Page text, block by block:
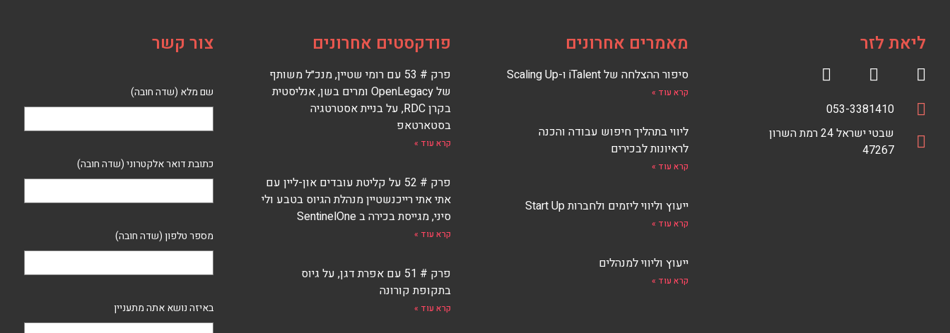
ליאת לזר
F
טלפון
מספר
053-3381410
כתובת
כתובת
שבטי ישראל 24 רמת השרון
47267
מאמרים אחרונים
סיפור ההצלחה של iTalent ו-Scaling Up
קרא עוד »
ליווי בתהליך חיפוש עבודה והכנה
לראיונות לבכירים
קרא עוד »
ייעוץ וליווי ליזמים ולחברות Start Up
קרא עוד »
ייעוץ וליווי למנהלים
קרא עוד »
פודקסטים אחרונים
פרק # 53 עם רומי שטיין, מנכ״ל משותף
של OpenLegacy ומרים בשן, אנליסטית
בקרן RDC, על בניית אסטרטגיה
בסטארטאפ
קרא עוד »
פרק # 52 על קליטת עובדים און-ליין עם
אתי אתי רייכנשטיין מנהלת הגיוס בטבע ולי
סיני, מגייסת בכירה ב SentinelOne
קרא עוד »
פרק # 51 עם אפרת דגן, על גיוס
בתקופת קורונה
קרא עוד »
צור קשר
שם מלא (שדה חובה)
כתובת דואר אלקטרוני (שדה חובה)
מספר טלפון (שדה חובה)
באיזה נושא אתה מתעניין